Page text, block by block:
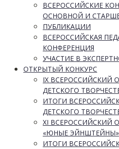
ВСЕРОССИЙСКИЕ
ОСНОВНОЙ И
ПУБЛИКАЦИИ
ВСЕРОССИЙСКАЯ
КОНФЕРЕНЦИЯ
УЧАСТИЕ В
ОТКРЫТЫЙ КОНКУРС
IX ВСЕРОССИЙСКИЙ
ДЕТСКОГО
ИТОГИ
ДЕТСКОГО
XI ВСЕРОССИЙСКИЙ
«ЮНЫЕ ЭЙНШТЕЙНЫ»
ИТОГИ